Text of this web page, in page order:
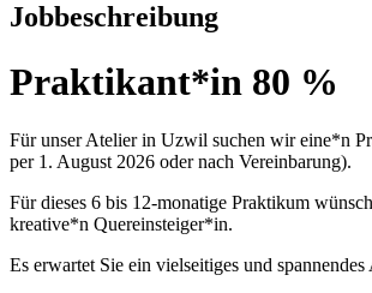
Jobbeschreibung
Praktikant*in 80 %
Für unser Atelier in Uzwil suchen wir eine*n
per 1. August 2026 oder nach Vereinbarung).
Für dieses 6 bis 12-monatige Praktikum
kreative*n Quereinsteiger*in.
Es erwartet Sie ein vielseitiges und